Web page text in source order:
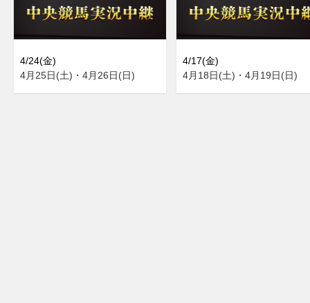
4/24(金)
4月25日(土)・4月26日(日)
4/17(金)
4月18日(土)・4月19日(日)